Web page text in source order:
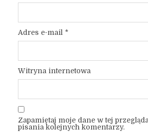
Adres e-mail *
Witryna internetowa
Zapamiętaj moje dane w tej
pisania kolejnych komentarzy.